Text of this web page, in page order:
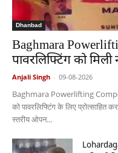
Dhanbad
Baghmara
पावरलिफ्टिंग को
Anjali Singh - 09-08-2026
Baghmara Powerlifting
को पावरलिफ्टिंग के लिए प्रोत्साहित
स्तरीय ओपन...